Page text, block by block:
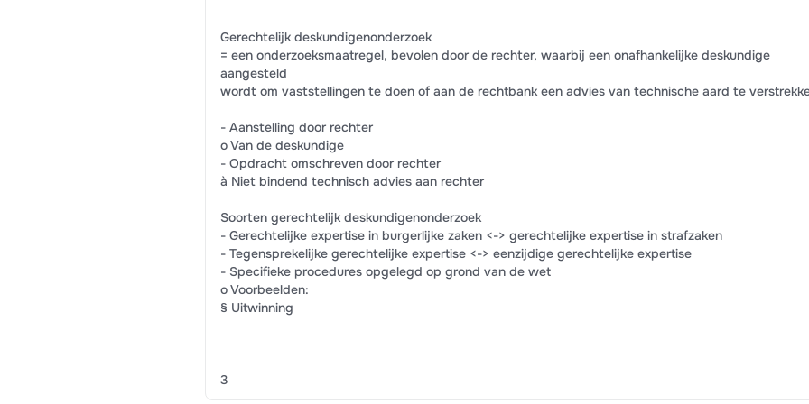
Gerechtelijk deskundigenonderzoek
= een onderzoeksmaatregel, bevolen door de rechter, waarbij een onafhankelijke deskundige
aangesteld
wordt om vaststellingen te doen of aan de rechtbank een advies van technische aard te
- Aanstelling door rechter
o Van de deskundige
- Opdracht omschreven door rechter
à Niet bindend technisch advies aan rechter
Soorten gerechtelijk deskundigenonderzoek
- Gerechtelijke expertise in burgerlijke zaken <-> gerechtelijke expertise in strafzaken
- Tegensprekelijke gerechtelijke expertise <-> eenzijdige gerechtelijke expertise
- Specifieke procedures opgelegd op grond van de wet
o Voorbeelden:
§ Uitwinning
3